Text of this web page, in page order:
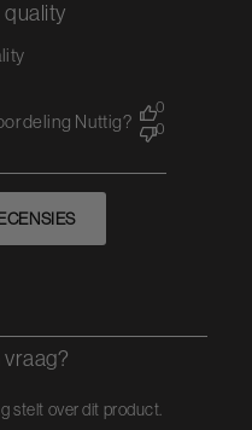
Nuttig?
0
0
vraag?
stelt over dit product.